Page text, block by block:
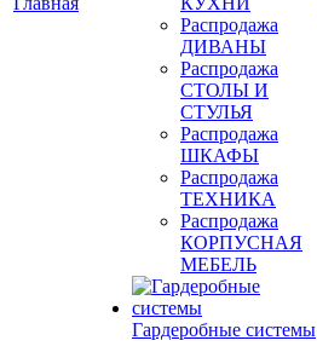
Распродажа
ДИВАНЫ
Распродажа
СТОЛЫ И
СТУЛЬЯ
Распродажа
ШКАФЫ
Распродажа
ТЕХНИКА
Распродажа
КОРПУСНАЯ
МЕБЕЛЬ
Гардеробные системы